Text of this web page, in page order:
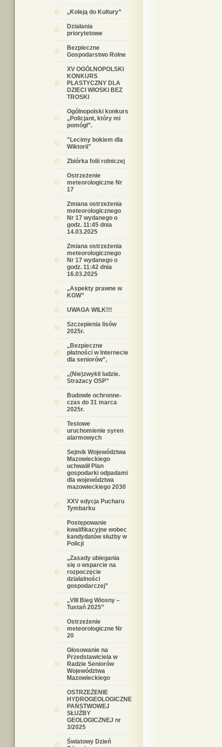
„Koleją do Kultury”
Działania
priorytetowe
Bezpieczne
Gospodarstwo Rolne
XV OGÓLNOPOLSKI
KONKURS
PLASTYCZNY DLA
DZIECI WIOSKI BEZ
TROSKI
Ogólnopolski konkurs
„Policjant, który mi
pomógł”.
"Lecimy bokiem dla
Wiktorii"
Zbiórka folii rolniczej
Ostrzeżenie
meteorologiczne Nr
17
Zmiana ostrzeżenia
meteorologicznego
Nr 17 wydanego o
godz. 11:45 dnia
14.03.2025
Zmiana ostrzeżenia
meteorologicznego
Nr 17 wydanego o
godz. 11:42 dnia
16.03.2025
„Aspekty prawne w
KGW”
UWAGA WILK!!!
Szczepienia lisów
2025r.
„Bezpieczne
płatności w Internecie
dla seniorów",
„(Nie)zwykli ludzie.
Strażacy OSP”
Budowle ochronne-
czas do 31 marca
2025r.
Testowe
uruchomienie syren
alarmowych
Sejmik Województwa
Mazowieckiego
uchwalił Plan
gospodarki odpadami
dla województwa
mazowieckiego 2030
XXV edycja Pucharu
Tymbarku
Postępowanie
kwalifikacyjne wobec
kandydatów służby w
Policji
„Zasady ubiegania
się o wsparcie na
rozpoczęcie
działalności
gospodarczej”
„VIII Bieg Wiosny –
Tustań 2025”
Ostrzeżenie
meteorologiczne Nr
20
Głosowanie na
Przedstawiciela w
Radzie Seniorów
Województwa
Mazowieckiego
OSTRZEŻENIE
HYDROGEOLOGICZNE
PAŃSTWOWEJ
SŁUŻBY
GEOLOGICZNEJ nr
3/2025
Światowy Dzień